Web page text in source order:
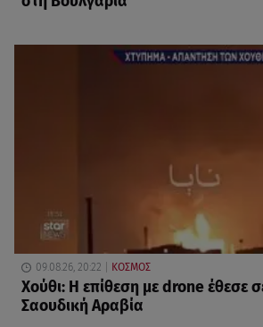
09.08.26, 20:22 ΚΟΣΜΟΣ
Χούθι: Η επίθεση με drone έθεσε
Σαουδική Αραβία